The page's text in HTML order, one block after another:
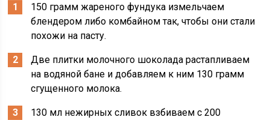
150 грамм жареного фундука измельчаем
блендером либо комбайном так, чтобы они стали
похожи на пасту.
Две плитки молочного шоколада растапливаем
на водяной бане и добавляем к ним 130 грамм
сгущенного молока.
130 мл нежирных сливок взбиваем с 200